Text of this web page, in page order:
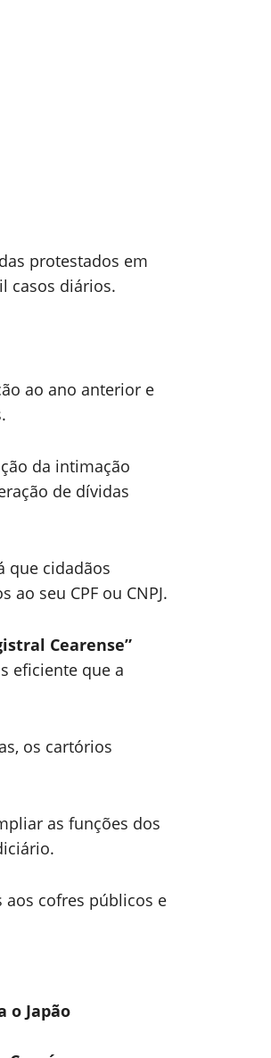
protestados em
casos diários.
ao ano anterior e
da intimação
de dívidas
que cidadãos
seu CPF ou CNPJ.
Cearense”
eficiente que a
os cartórios
as funções dos
aos cofres públicos e
o Japão